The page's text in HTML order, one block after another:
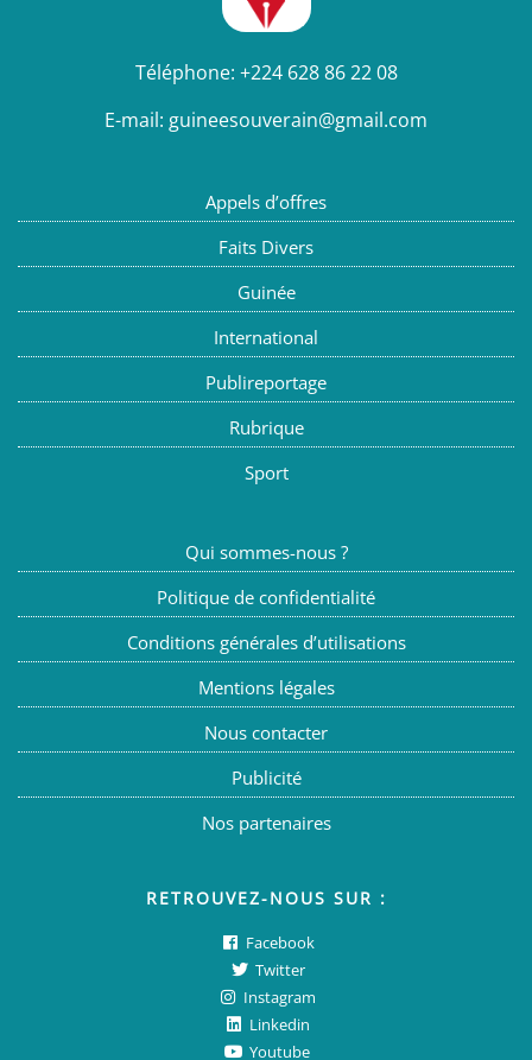
Téléphone: +224 628 86 22 08
E-mail: guineesouverain@gmail.com
Appels d’offres
Faits Divers
Guinée
International
Publireportage
Rubrique
Sport
Qui sommes-nous ?
Politique de confidentialité
Conditions générales d’utilisations
Mentions légales
Nous contacter
Publicité
Nos partenaires
RETROUVEZ-NOUS SUR :
Facebook
Twitter
Instagram
Linkedin
Youtube